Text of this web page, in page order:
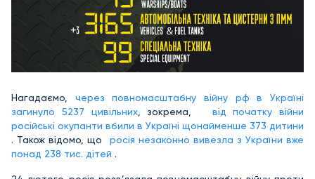
Нагадаємо,
через повномасштабну війну рф в Україні
загинуло 5237 цивільних, зокрема,
від початку війни
російські окупанти вбили в Україні щонайменше 373 дитини
. Також відомо, що
росія незаконно вивезла з України вже
понад 238 тис. дітей .